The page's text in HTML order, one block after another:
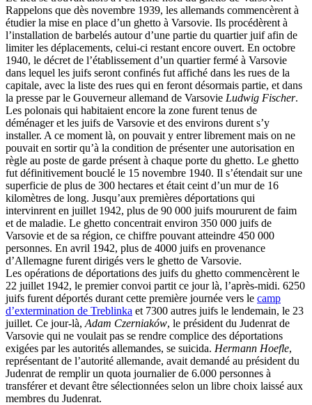
Rappelons que dès novembre 1939, les allemands commencèrent à
étudier la mise en place d’un ghetto à Varsovie. Ils procédèrent à
l’installation de barbelés autour d’une partie du quartier juif afin de
limiter les déplacements, celui-ci restant encore ouvert. En octobre
1940, le décret de l’établissement d’un quartier fermé à Varsovie
dans lequel les juifs seront confinés fut affiché dans les rues de la
capitale, avec la liste des rues qui en feront désormais partie, et dans
la presse par le Gouverneur allemand de Varsovie Ludwig Fischer.
Les polonais qui habitaient encore la zone furent tenus de
déménager et les juifs de Varsovie et des environs durent s’y
installer. A ce moment là, on pouvait y entrer librement mais on ne
pouvait en sortir qu’à la condition de présenter une autorisation en
règle au poste de garde présent à chaque porte du ghetto. Le ghetto
fut définitivement bouclé le 15 novembre 1940. Il s’étendait sur une
superficie de plus de 300 hectares et était ceint d’un mur de 16
kilomètres de long. Jusqu’aux premières déportations qui
intervinrent en juillet 1942, plus de 90 000 juifs moururent de faim
et de maladie. Le ghetto concentrait environ 350 000 juifs de
Varsovie et de sa région, ce chiffre pouvant atteindre 450 000
personnes. En avril 1942, plus de 4000 juifs en provenance
d’Allemagne furent dirigés vers le ghetto de Varsovie.
Les opérations de déportations des juifs du ghetto commencèrent le
22 juillet 1942, le premier convoi partit ce jour là, l’après-midi. 6250
juifs furent déportés durant cette première journée vers le camp
d’extermination de Treblinka et 7300 autres juifs le lendemain, le 23
juillet. Ce jour-là, Adam Czerniaków, le président du Judenrat de
Varsovie qui ne voulait pas se rendre complice des déportations
exigées par les autorités allemandes, se suicida. Hermann Hoefle,
représentant de l’autorité allemande, avait demandé au président du
Judenrat de remplir un quota journalier de 6.000 personnes à
transférer et devant être sélectionnées selon un libre choix laissé aux
membres du Judenrat.